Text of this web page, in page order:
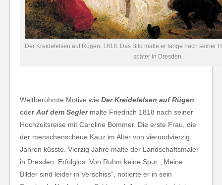
Der Kreidefelsen auf Rügen. 1818. Das Bild malte er lange nach seiner
später in Dresden.
Weltberühmte Motive wie Der Kreidefelsen auf Rügen
oder Auf dem Seglermalte Friedrich 1818 nach seiner
Hochzeitsreise mit Caroline Bommer. Die erste Frau, die
der menschenscheue Kauz im Alter von vierundvierzig
Jahren küsste. Vierzig Jahre malte der Landschaftsmaler
in Dresden. Erfolglos. Von Ruhm keine Spur. „Meine
Bilder sind leider in Verschiss“, notierte er in sein